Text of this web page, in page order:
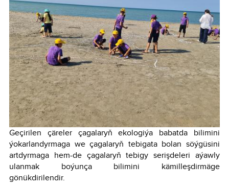
Geçirilen çäreler çagalaryň ekologiýa babatda bilimini
ýokarlandyrmaga we çagalaryň tebigata bolan söýgüsini
artdyrmaga hem-de çagalaryň tebigy serişdeleri aýawly
ulanmak boýunça bilimini kämilleşdirmäge
gönükdirilendir.